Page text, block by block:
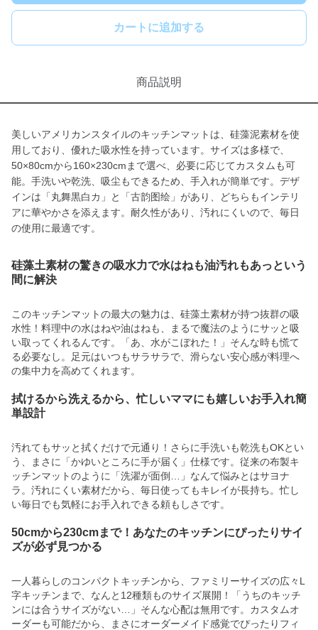
カートに追加する
商品説明
美しいアメリカンスタイルのキッチンマットは、硅藻泥素材を使
用しており、優れた吸水性を持っています。サイズは多様で、
50×80cmから160×230cmまで選べ、必要に応じてカスタムも可
能。手洗いや乾洗、吸尘もできるため、手入れが簡単です。デザ
インは「丸舞黒白カ」と「古韵图绘」があり、どちらもインテリ
アに華やかさを添えます。耐久性があり、汚れにくいので、毎日
の使用に最適です。
硅藻土素材の驚きの吸水力で水はねも油汚れもあっという
間に解決
このキッチンマットの最大の魅力は、硅藻土素材が持つ抜群の吸
水性！料理中の水はねや油はねも、まるで魔法のようにサッと吸
い取ってくれるんです。「あ、水がこぼれた！」そんな時も慌て
る必要なし。足元はいつもサラサラで、滑らない安心感が料理へ
の集中力を高めてくれます。
拭けるから洗えるから、忙しいママにも嬉しいお手入れ簡
単設計
汚れてもサッと拭くだけで元通り！さらに手洗いも乾洗もOKとい
う、まさに「かゆいところに手が届く」仕様です。従来の布製キ
ッチンマットのように「洗濯が面倒…」なんて悩みとはサヨナ
ラ。汚れにくい素材だから、毎日使ってもキレイが長持ち。忙し
い毎日でも気軽にお手入れできる頼もしさです。
50cmから230cmまで！あなたのキッチンにぴったりサイ
ズが必ず見つかる
一人暮らしのコンパクトキッチンから、ファミリーサイズの広々L
字キッチンまで、なんと12種類ものサイズ展開！「うちのキッチ
ンには合うサイズがない…」そんな心配は無用です。カスタムオ
ーダーも可能だから、まさにオーダーメイド感覚でぴったりフィ